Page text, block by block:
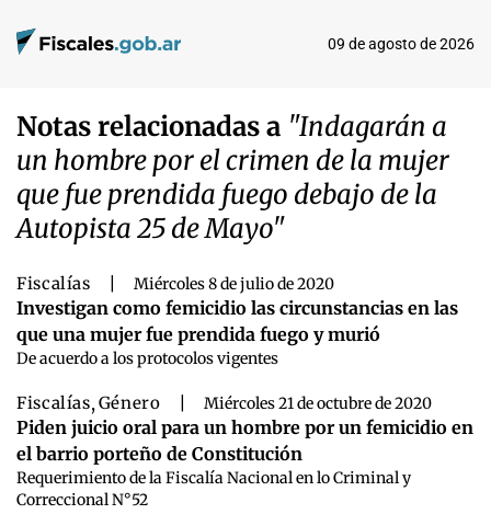
09 de agosto de 2026
Notas relacionadas a "Indagarán a
un hombre por el crimen de la mujer
que fue prendida fuego debajo de la
Autopista 25 de Mayo"
Fiscalías Miércoles 8 de julio de 2020
Investigan como femicidio las circunstancias en las
que una mujer fue prendida fuego y murió
De acuerdo a los protocolos vigentes
Fiscalías, Género Miércoles 21 de octubre de 2020
Piden juicio oral para un hombre por un femicidio en
el barrio porteño de Constitución
Requerimiento de la Fiscalía Nacional en lo Criminal y
Correccional N°52